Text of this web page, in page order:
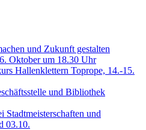
und Zukunft gestalten
Oktober um 18.30 Uhr
Hallenklettern Toprope, 14.-15.
und Bibliothek
Stadtmeisterschaften und
03.10.